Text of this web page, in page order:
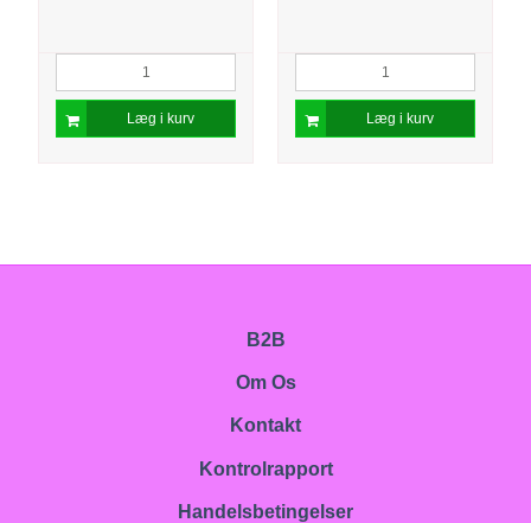
Læg i kurv Læg i kurv
B2B
Om Os
Kontakt
Kontrolrapport
Handelsbetingelser